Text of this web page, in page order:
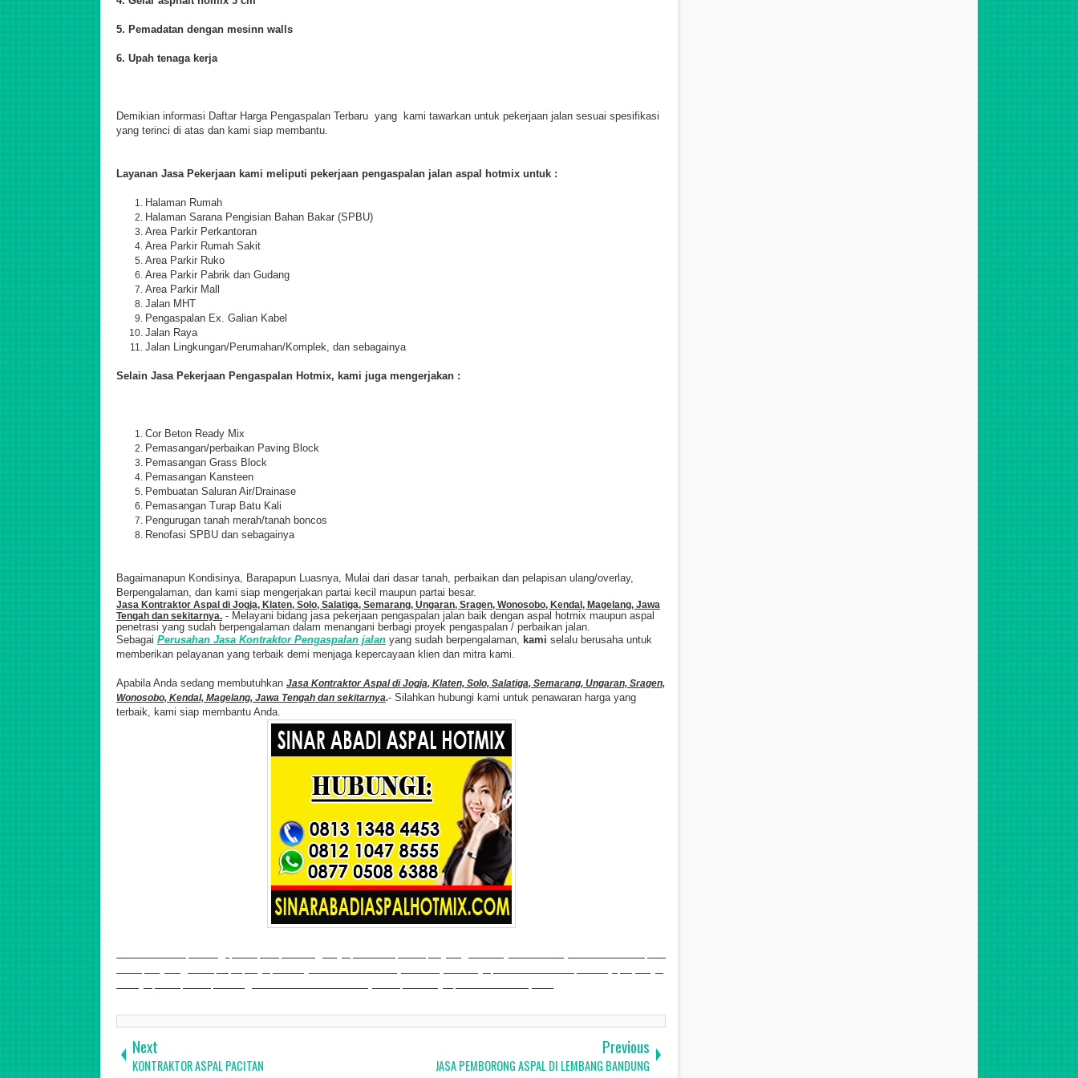
5. Pemadatan dengan mesinn walls
6. Upah tenaga kerja
Demikian informasi Daftar Harga Pengaspalan Terbaru yang kami tawarkan untuk pekerjaan jalan sesuai spesifikasi
yang terinci di atas dan kami siap membantu.
Layanan Jasa Pekerjaan kami meliputi pekerjaan pengaspalan jalan aspal hotmix untuk :
Halaman Rumah
Halaman Sarana Pengisian Bahan Bakar (SPBU)
Area Parkir Perkantoran
Area Parkir Rumah Sakit
Area Parkir Ruko
Area Parkir Pabrik dan Gudang
Area Parkir Mall
Jalan MHT
Pengaspalan Ex. Galian Kabel
Jalan Raya
Jalan Lingkungan/Perumahan/Komplek, dan sebagainya
Selain Jasa Pekerjaan Pengaspalan Hotmix, kami juga mengerjakan :
Cor Beton Ready Mix
Pemasangan/perbaikan Paving Block
Pemasangan Grass Block
Pemasangan Kansteen
Pembuatan Saluran Air/Drainase
Pemasangan Turap Batu Kali
Pengurugan tanah merah/tanah boncos
Renofasi SPBU dan sebagainya
Bagaimanapun Kondisinya, Barapapun Luasnya, Mulai dari dasar tanah, perbaikan dan pelapisan ulang/overlay,
Berpengalaman, dan kami siap mengerjakan partai kecil maupun partai besar.
Jasa Kontraktor Aspal di Jogja, Klaten, Solo, Salatiga, Semarang, Ungaran, Sragen, Wonosobo, Kendal, Magelang, Jawa
Tengah dan sekitarnya. - Melayani bidang jasa pekerjaan pengaspalan jalan baik dengan aspal hotmix maupun aspal
penetrasi yang sudah berpengalaman dalam menangani berbagi proyek pengaspalan / perbaikan jalan.
Sebagai Perusahan Jasa Kontraktor Pengaspalan jalan yang sudah berpengalaman, kami selalu berusaha untuk
memberikan pelayanan yang terbaik demi menjaga kepercayaan klien dan mitra kami.
Apabila Anda sedang membutuhkan Jasa Kontraktor Aspal di Jogja, Klaten, Solo, Salatiga, Semarang, Ungaran, Sragen,
Wonosobo, Kendal, Magelang, Jawa Tengah dan sekitarnya.- Silahkan hubungi kami untuk penawaran harga yang
terbaik, kami siap membantu Anda.
Next
KONTRAKTOR ASPAL PACITAN
Previous
JASA PEMBORONG ASPAL DI LEMBANG BANDUNG